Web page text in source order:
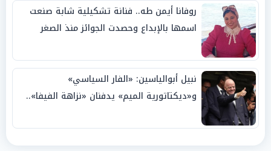
روفانا أيمن طه.. فنانة تشكيلية شابة صنعت
اسمها بالإبداع وحصدت الجوائز منذ الصغر
نبيل أبوالياسين: «الفار السياسي»
و«ديكتاتورية الميم» يدفنان «نزاهة الفيفا»..